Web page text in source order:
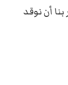
أن نوقد